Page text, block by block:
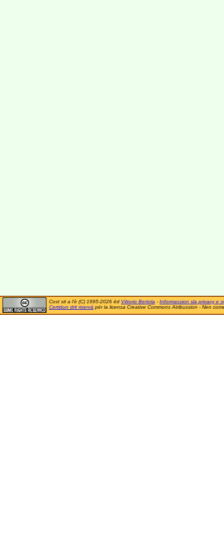
Cost sit a l'è (C) 1995-2026 ëd Vittorio Bertola - Informassion sla privacy e
Certidun drit riservà për la licensa Creative Commons Atribussion - Nen